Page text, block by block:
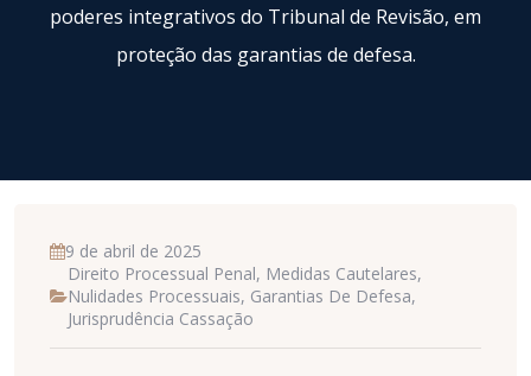
poderes integrativos do Tribunal de Revisão, em
proteção das garantias de defesa.
9 de abril de 2025
Direito Processual Penal, Medidas Cautelares,
Nulidades Processuais, Garantias De Defesa,
Jurisprudência Cassação